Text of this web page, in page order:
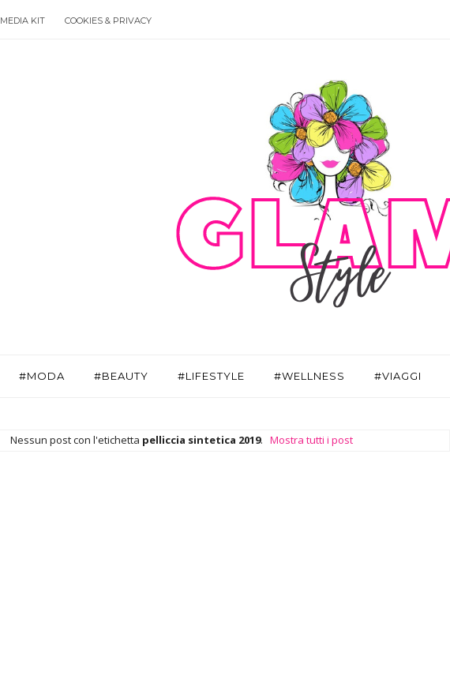
MEDIA KIT COOKIES & PRIVACY
#MODA #BEAUTY #LIFESTYLE #WELLNESS #VIAGGI
Nessun post con l'etichetta pelliccia sintetica 2019. Mostra tutti i post